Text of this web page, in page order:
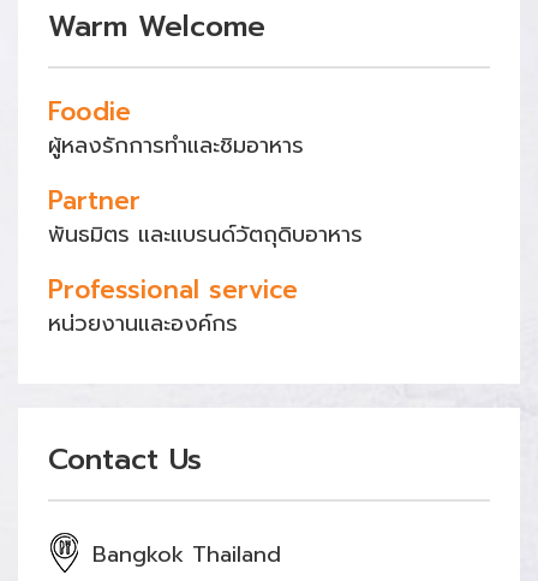
Warm Welcome
Foodie
ผู้หลงรักการทำและชิมอาหาร
Partner
พันธมิตร และแบรนด์วัตถุดิบอาหาร
Professional service
หน่วยงานและองค์กร
Contact Us
Bangkok Thailand